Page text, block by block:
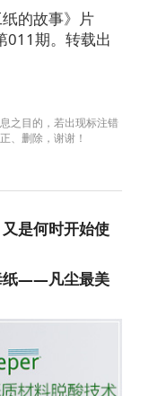
的故事》片
011期。转载出
之目的，若出现标注错
、删除，谢谢！
是何时开始使
纸——凡尘最美